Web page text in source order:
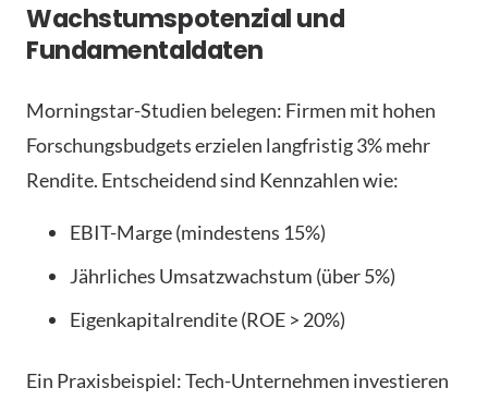
Wachstumspotenzial und
Fundamentaldaten
Morningstar-Studien belegen: Firmen mit hohen
Forschungsbudgets erzielen langfristig 3% mehr
Rendite. Entscheidend sind Kennzahlen wie:
EBIT-Marge (mindestens 15%)
Jährliches Umsatzwachstum (über 5%)
Eigenkapitalrendite (ROE > 20%)
Ein Praxisbeispiel: Tech-Unternehmen investieren